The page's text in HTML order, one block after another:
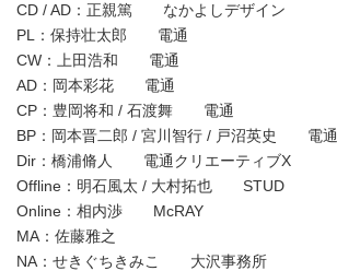
CD / AD：正親篤 なかよしデザイン
PL：保持壮太郎 電通
CW：上田浩和 電通
AD：岡本彩花 電通
CP：豊岡将和 / 石渡舞 電通
BP：岡本晋二郎 / 宮川智行 / 戸沼英史 電通
Dir：橋浦脩人 電通クリエーティブX
Offline：明石風太 / 大村拓也 STUD
Online：相内渉 McRAY
MA：佐藤雅之
NA：せきぐちきみこ 大沢事務所